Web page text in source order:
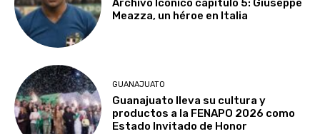
Archivo Icónico capítulo 5: Giuseppe
Meazza, un héroe en Italia
GUANAJUATO
Guanajuato lleva su cultura y
productos a la FENAPO 2026 como
Estado Invitado de Honor